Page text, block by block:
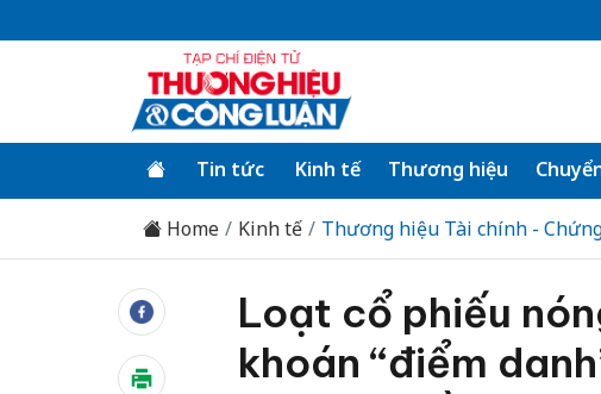
Tin tức Kinh tế Thương hiệu
Home Kinh tế Thương hiệu Tài chính -
Loạt cổ phiếu
khoán “điểm